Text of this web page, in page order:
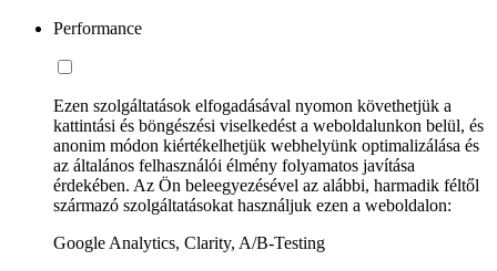
Performance
Ezen szolgáltatások elfogadásával nyomon követhetjük a
kattintási és böngészési viselkedést a weboldalunkon belül, és
anonim módon kiértékelhetjük webhelyünk optimalizálása és
az általános felhasználói élmény folyamatos javítása
érdekében. Az Ön beleegyezésével az alábbi, harmadik féltől
származó szolgáltatásokat használjuk ezen a weboldalon:
Google Analytics, Clarity, A/B-Testing